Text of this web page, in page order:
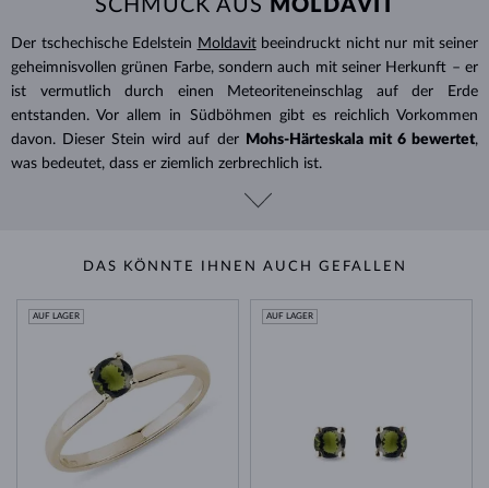
SCHMUCK AUS MOLDAVIT
Der tschechische Edelstein Moldavitbeeindruckt nicht nur mit seiner
geheimnisvollen grünen Farbe, sondern auch mit seiner Herkunft – er
ist vermutlich durch einen Meteoriteneinschlag auf der Erde
entstanden. Vor allem in Südböhmen gibt es reichlich Vorkommen
davon. Dieser Stein wird auf der
Mohs-Härteskala mit 6 bewertet,
was bedeutet, dass er ziemlich zerbrechlich ist.
DAS KÖNNTE IHNEN AUCH GEFALLEN
AUF LAGER AUF LAGER